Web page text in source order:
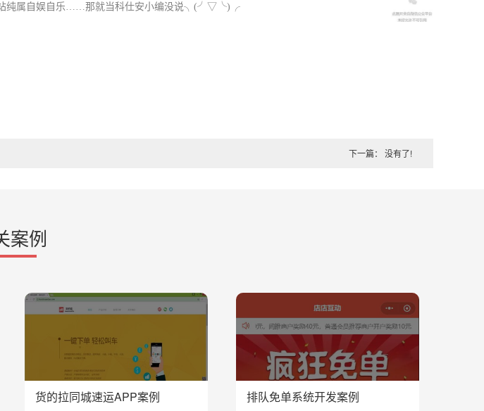
站纯属自娱自乐……那就当科仕安小编没说╮(╯▽╰)╭
下一篇： 没有了!
案例
货的拉同城速运APP案例 排队免单系统开发案例